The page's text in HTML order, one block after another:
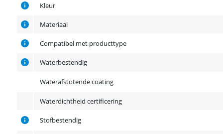
Kleur
Materiaal
Compatibel met producttype
Waterbestendig
Waterafstotende coating
Waterdichtheid certificering
Stofbestendig